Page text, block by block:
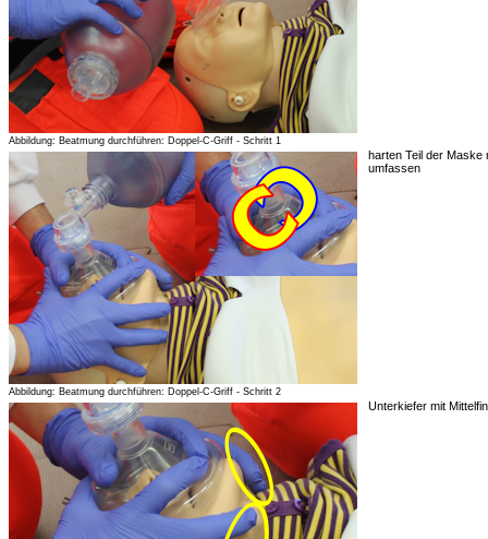
Abbildung: Beatmung durchführen: Doppel-C-Griff - Schritt 1
Abbildung: Beatmung durchführen: Doppel-C-Griff - Schritt 2
harten Teil der Maske
umfassen
Unterkiefer mit